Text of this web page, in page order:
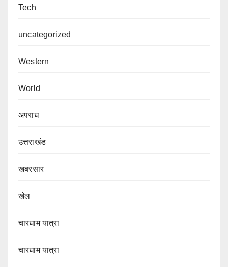
Tech
uncategorized
Western
World
अपराध
उत्तराखंड
खबरसार
खेल
चारधाम यात्रा
चारधाम यात्रा